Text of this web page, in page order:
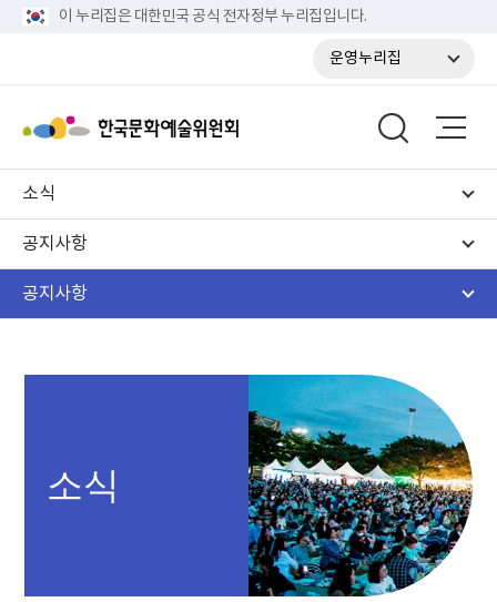
이 누리집은 대한민국 공식 전자정부 누리집입니다.
운영누리집
소식
공지사항
공지사항
소식